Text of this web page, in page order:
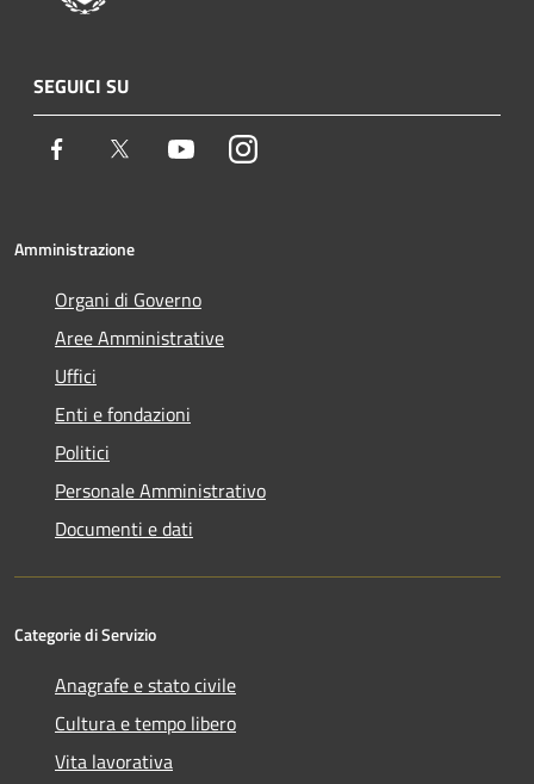
SEGUICI SU
Facebook Twitter YoutubeInstagram
Amministrazione
Organi di Governo
Aree Amministrative
Uffici
Enti e fondazioni
Politici
Personale Amministrativo
Documenti e dati
Categorie di Servizio
Anagrafe e stato civile
Cultura e tempo libero
Vita lavorativa